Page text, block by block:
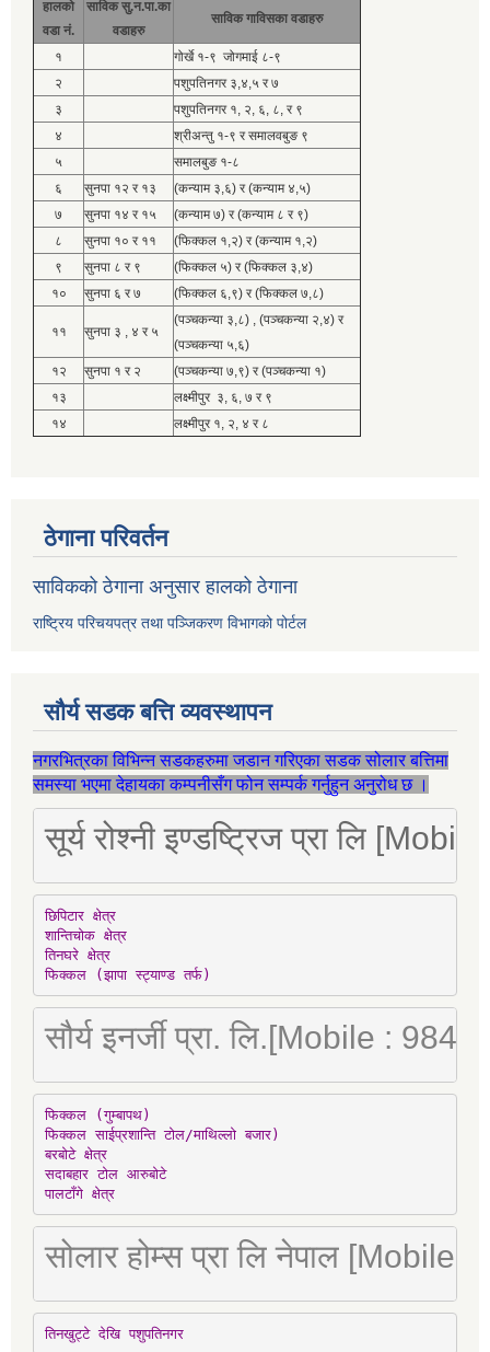
हालको
वडा नं.
साविक सु.न.पा.का
वडाहरु
साविक गाविसका वडाहरु
१
गोर्खे १-९ जोगमाई ८-९
२
पशुपतिनगर ३,४,५ र ७
३
पशुपतिनगर १, २, ६, ८, र ९
४
श्रीअन्तु १-९ र समालवबुङ ९
५
समालबुङ १-८
६
सुनपा १२ र १३
(कन्याम ३,६) र (कन्याम ४,५)
७
सुनपा १४ र १५
(कन्याम ७) र (कन्याम ८ र ९)
८
सुनपा १० र ११
(फिक्कल १,२) र (कन्याम १,२)
९
सुनपा ८ र ९
(फिक्कल ५) र (फिक्कल ३,४)
१०
सुनपा ६ र ७ (फिक्कल ६,९) र (फिक्कल ७,८)
११ सुनपा ३ , ४ र ५
(पञ्चकन्या ३,८) , (पञ्चकन्या २,४) र
(पञ्चकन्या ५,६)
१२
सुनपा १ र २
(पञ्चकन्या ७,९) र (पञ्चकन्या १)
१३
लक्ष्मीपुर ३, ६, ७ र ९
१४
लक्ष्मीपुर १, २, ४ र ८
ठेगाना परिवर्तन
साविकको ठेगाना अनुसार हालको ठेगाना
राष्ट्रिय परिचयपत्र तथा पञ्जिकरण विभागको पोर्टल
सौर्य सडक बत्ति व्यवस्थापन
नगरभित्रका विभिन्न सडकहरुमा जडान गरिएका सडक सोलार बत्तिमा
समस्या भएमा देहायका कम्पनीसँग फोन सम्पर्क गर्नुहुन अनुरोध छ ।
सूर्य रोश्नी इण्डष्ट्रिज प्रा लि
छिपिटार क्षेत्र
शान्तिचोक क्षेत्र
तिनघरे क्षेत्र
फिक्कल (झापा स्ट्याण्ड तर्फ)
सौर्य इनर्जी प्रा. लि.[Mobile :
फिक्कल (गुम्बापथ)
फिक्कल साईप्रशान्ति टोल/माथिल्लो बजार)
बरबोटे क्षेत्र
सदाबहार टोल आरुबोटे
पालटाँगे क्षेत्र
सोलार होम्स प्रा लि नेपाल [Mobile
तिनखुट्टे देखि पशुपतिनगर